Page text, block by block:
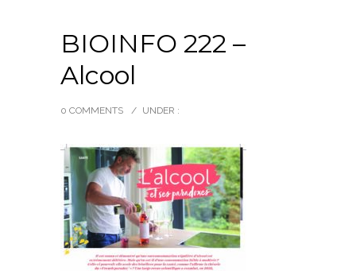
BIOINFO 222 –
Alcool
0 COMMENTS / UNDER :